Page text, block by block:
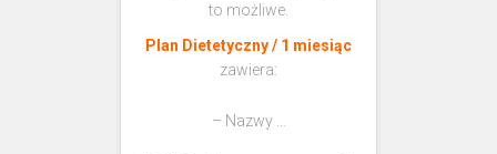
to możliwe.
Plan Dietetyczny / 1 miesiąc
zawiera:
– Nazwy …